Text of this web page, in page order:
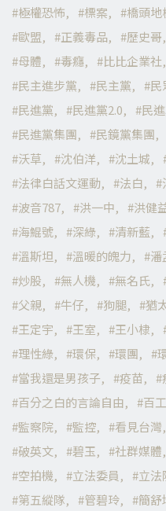
極權恐怖
標案 橋頭地
歐盟
正義毒品 歷史哥
母體
毒癮 比比企業社
民主進步黨
民主黨 民
民進黨
民進黨2.0 民
民進黨集團
民鏡黨集團
沃草
沈伯洋 沈土城
法律白話文運動
法白
波音787
洪一中 洪健
海鯤號
深綠 清新藍
溫斯坦
溫暖的魄力 潘
炒股
無人機 無名氏
父親
牛仔 狗腿 猶
王定宇
王室 王小棣
理性綠
環保 環團
當我還是男孩子
疫苗
百分之白的言論自由
百
監察院
監控 看見台灣
破英文
碧玉 社群媒體
空拍機
立法委員 立法
第五縱隊
管碧玲 簡舒